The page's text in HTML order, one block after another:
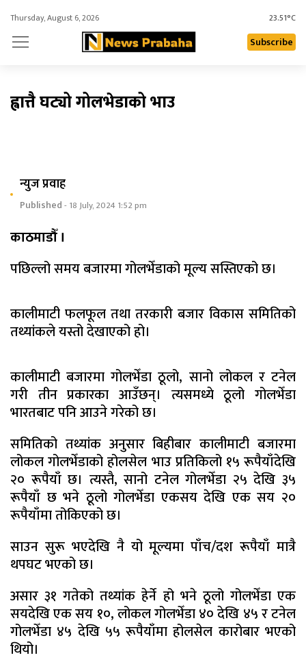
Thursday, August 6, 2026 23.51°C
Subscribe
ह्वात्तै घट्यो गोलभेडाको भाउ
न्युज प्रवाह
Published- 18 July, 2024 1:52 pm
काठमाडौँ ।
पछिल्लो समय बजारमा गोलभेँडाको मूल्य सस्तिएको छ।
कालीमाटी फलफूल तथा तरकारी बजार विकास समितिको
तथ्यांकले यस्तो देखाएको हो।
कालीमाटी बजारमा गोलभेँडा ठूलो, सानो लोकल र टनेल
गरी तीन प्रकारका आउँछन्। त्यसमध्ये ठूलो गोलभेँडा
भारतबाट पनि आउने गरेको छ।
समितिको तथ्यांक अनुसार बिहीबार कालीमाटी बजारमा
लोकल गोलभेँडाको होलसेल भाउ प्रतिकिलो १५ रूपैयाँदेखि
२० रूपैयाँ छ। त्यस्तै, सानो टनेल गोलभेँडा २५ देखि ३५
रूपैयाँ छ भने ठूलो गोलभेँडा एकसय देखि एक सय २०
रूपैयाँमा तोकिएको छ।
साउन सुरू भएदेखि नै यो मूल्यमा पाँच/दश रूपैयाँ मात्रै
थपघट भएको छ।
असार ३१ गतेको तथ्यांक हेर्ने हो भने ठूलो गोलभेँडा एक
सयदेखि एक सय १०, लोकल गोलभेँडा ४० देखि ४५ र टनेल
गोलभेँडा ४५ देखि ५५ रूपैयाँमा होलसेल कारोबार भएको
थियो।